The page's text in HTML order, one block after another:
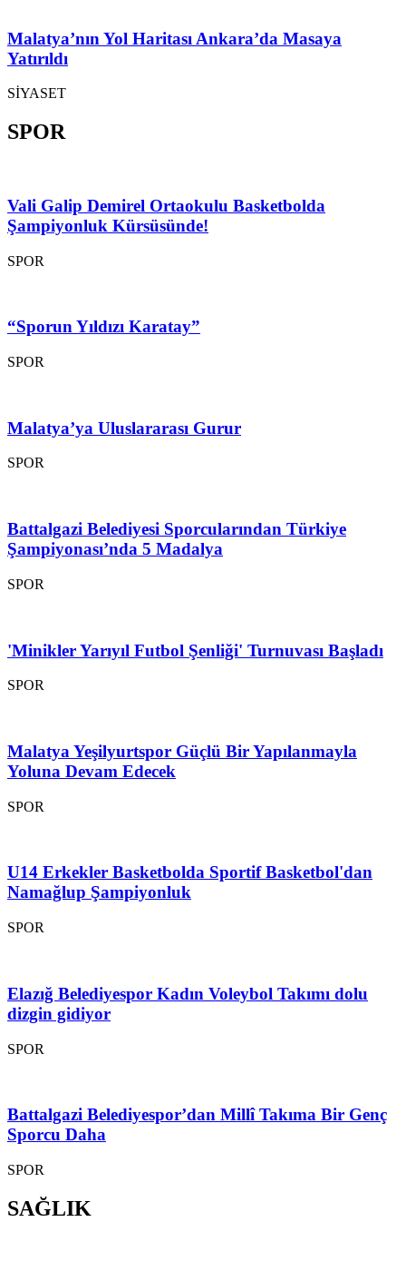
Malatya’nın Yol Haritası Ankara’da Masaya
Yatırıldı
SİYASET
SPOR
Vali Galip Demirel Ortaokulu Basketbolda
Şampiyonluk Kürsüsünde!
SPOR
“Sporun Yıldızı Karatay”
SPOR
Malatya’ya Uluslararası Gurur
SPOR
Battalgazi Belediyesi Sporcularından Türkiye
Şampiyonası’nda 5 Madalya
SPOR
'Minikler Yarıyıl Futbol Şenliği' Turnuvası Başladı
SPOR
Malatya Yeşilyurtspor Güçlü Bir Yapılanmayla
Yoluna Devam Edecek
SPOR
U14 Erkekler Basketbolda Sportif Basketbol'dan
Namağlup Şampiyonluk
SPOR
Elazığ Belediyespor Kadın Voleybol Takımı dolu
dizgin gidiyor
SPOR
Battalgazi Belediyespor’dan Millî Takıma Bir Genç
Sporcu Daha
SPOR
SAĞLIK